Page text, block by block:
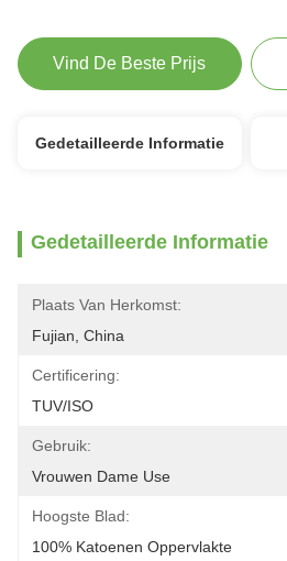
Vind De Beste Prijs
Gedetailleerde Informatie
Gedetailleerde Informatie
Plaats Van Herkomst:
Fujian, China
Certificering:
TUV/ISO
Gebruik:
Vrouwen Dame Use
Hoogste Blad:
100% Katoenen Oppervlakte